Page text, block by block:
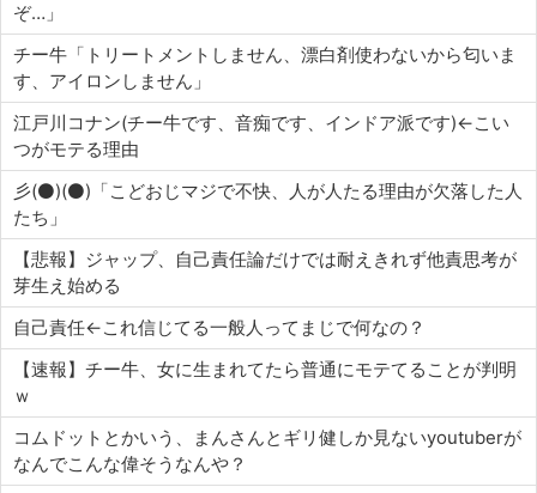
ぞ…」
チー牛「トリートメントしません、漂白剤使わないから匂いま
す、アイロンしません」
江戸川コナン(チー牛です、音痴です、インドア派です)←こい
つがモテる理由
彡(⚫)(⚫)「こどおじマジで不快、人が人たる理由が欠落した人
たち」
【悲報】ジャップ、自己責任論だけでは耐えきれず他責思考が
芽生え始める
自己責任←これ信じてる一般人ってまじで何なの？
【速報】チー牛、女に生まれてたら普通にモテてることが判明
ｗ
コムドットとかいう、まんさんとギリ健しか見ないyoutuberが
なんでこんな偉そうなんや？